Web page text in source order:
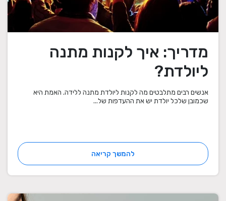
מדריך: איך לקנות מתנה
ליולדת?
אנשים רבים מתלבטים מה לקנות ליולדת מתנה ללידה. האמת היא
שכמובן שלכל יולדת יש את ההעדפות של...
להמשך קריאה